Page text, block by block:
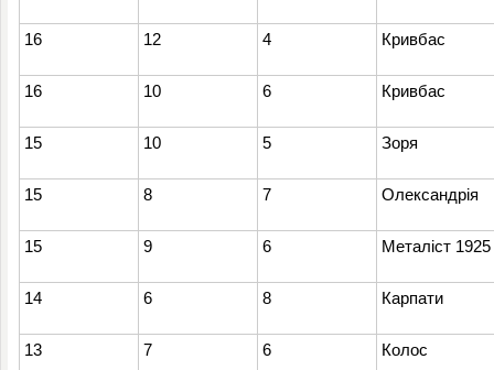
16 12 4 Кривбас
16 10 6 Кривбас
15 10 5 Зоря
15 8 7 Олександрія
15 9 6 Металіст 1925
14 6 8 Карпати
13 7 6 Колос